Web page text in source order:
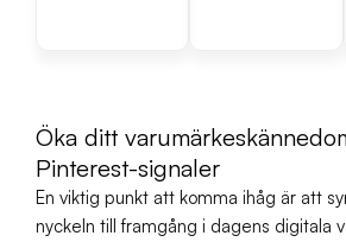
Öka ditt
Pinterest-signaler
En viktig punkt att komma ihåg är att
nyckeln till framgång i dagens digitala